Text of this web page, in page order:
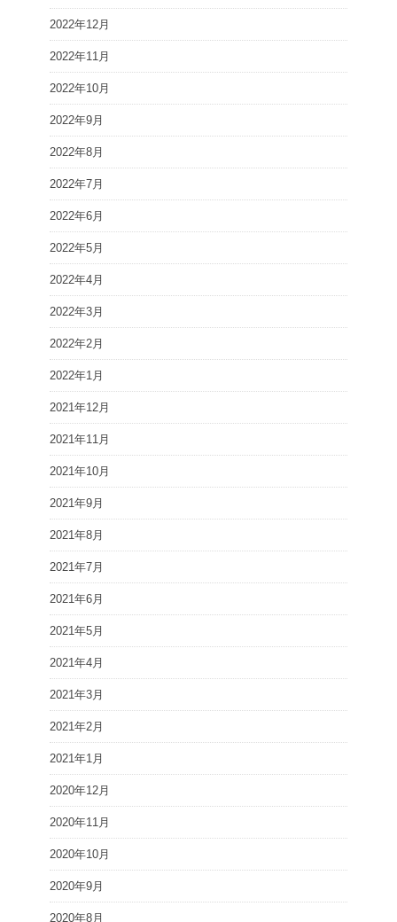
2022年12月
2022年11月
2022年10月
2022年9月
2022年8月
2022年7月
2022年6月
2022年5月
2022年4月
2022年3月
2022年2月
2022年1月
2021年12月
2021年11月
2021年10月
2021年9月
2021年8月
2021年7月
2021年6月
2021年5月
2021年4月
2021年3月
2021年2月
2021年1月
2020年12月
2020年11月
2020年10月
2020年9月
2020年8月